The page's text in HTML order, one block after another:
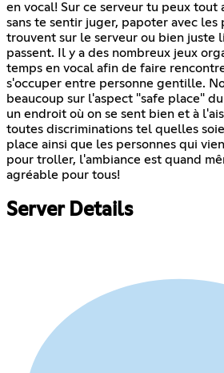
en vocal! Sur ce serveur tu peux tout
sans te sentir juger, papoter avec les
trouvent sur le serveur ou bien juste
passent. Il y a des nombreux jeux
temps en vocal afin de faire
s'occuper entre personne gentille.
beaucoup sur l'aspect "safe place"
un endroit où on se sent bien et à
toutes discriminations tel quelles
place ainsi que les personnes qui
pour troller, l'ambiance est quand
agréable pour tous!
Server Details